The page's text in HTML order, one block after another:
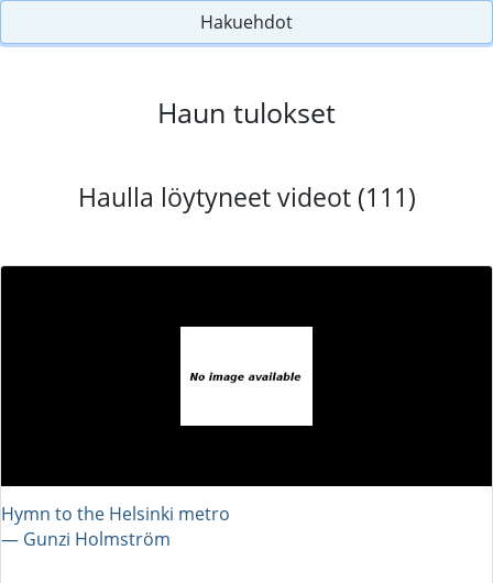
Hakuehdot
Haun tulokset
Haulla löytyneet videot (111)
Hymn to the Helsinki metro
― Gunzi Holmström